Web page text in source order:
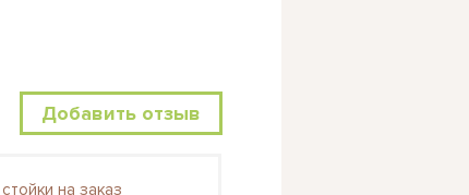
Добавить отзыв
на заказ